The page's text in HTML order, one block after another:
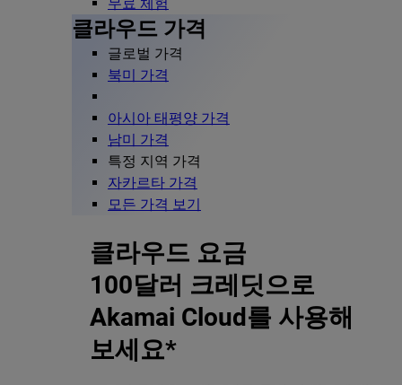
무료 체험
클라우드 가격
글로벌 가격
북미 가격
아시아 태평양 가격
남미 가격
특정 지역 가격
자카르타 가격
모든 가격 보기
클라우드 요금
100달러 크레딧으로
Akamai Cloud를 사용해
보세요*